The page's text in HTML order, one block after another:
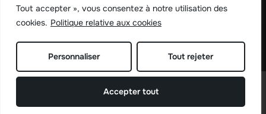
Tout accepter », vous consentez à notre utilisation des
cookies. Politique relative aux cookies
Personnaliser Tout rejeter
Accepter tout
Sporting de charleroi 2026